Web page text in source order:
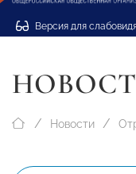
Версия для
Новости